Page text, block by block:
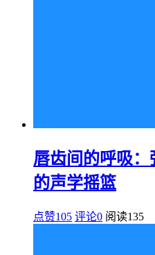
唇齿间的呼吸
的声学摇篮
点赞105 评论0 阅读135